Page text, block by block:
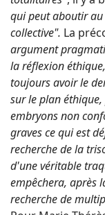
qui peut aboutir
collective". La
argument
la réflexion
toujours avoir le
sur le plan
embryons non
graves ce qui est
recherche de la
d'une véritable
empêchera, après
recherche de